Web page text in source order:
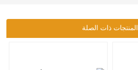
المنتجات ذات الصلة